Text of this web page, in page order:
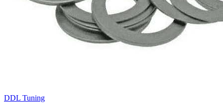
DDL Tuning